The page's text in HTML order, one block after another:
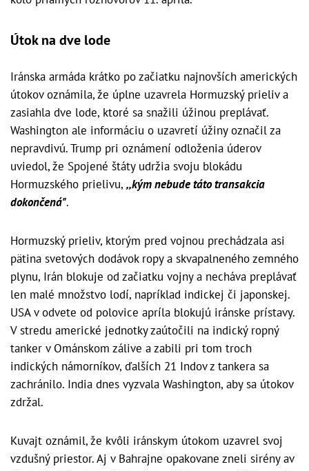
Útok na dve lode
Iránska armáda krátko po začiatku najnovších amerických
útokov oznámila, že úplne uzavrela Hormuzský prieliv a
zasiahla dve lode, ktoré sa snažili úžinou preplávať.
Washington ale informáciu o uzavretí úžiny označil za
nepravdivú. Trump pri oznámení odloženia úderov
uviedol, že Spojené štáty udržia svoju blokádu
Hormuzského prielivu, ,,kým nebude táto transakcia
dokončená".
Hormuzský prieliv, ktorým pred vojnou prechádzala asi
pätina svetových dodávok ropy a skvapalneného zemného
plynu, Irán blokuje od začiatku vojny a necháva preplávať
len malé množstvo lodí, napríklad indickej či japonskej.
USA v odvete od polovice apríla blokujú iránske prístavy.
V stredu americké jednotky zaútočili na indický ropný
tanker v Ománskom zálive a zabili pri tom troch
indických námorníkov, ďalších 21 Indov z tankera sa
zachránilo. India dnes vyzvala Washington, aby sa útokov
zdržal.
Kuvajt oznámil, že kvôli iránskym útokom uzavrel svoj
vzdušný priestor. Aj v Bahrajne opakovane zneli sirény av